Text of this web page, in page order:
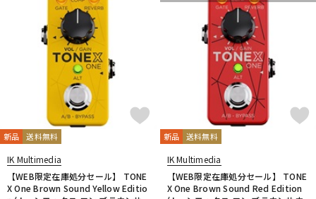
新品 送料無料
IK Multimedia
【WEB限定在庫処分セール】 TONE
X One Brown Sound Yellow Editio
新品 送料無料
IK Multimedia
【WEB限定在庫処分セール】 TONE
X One Brown Sound Red Edition